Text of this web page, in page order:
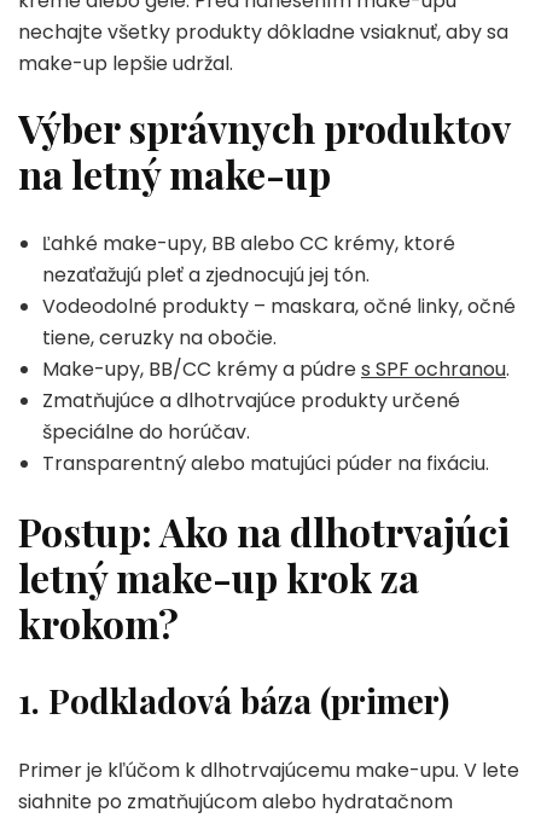
nechajte všetky produkty dôkladne vsiaknuť, aby sa
make-up lepšie udržal.
Výber správnych produktov
na letný make-up
Ľahké make-upy, BB alebo CC krémy, ktoré
nezaťažujú pleť a zjednocujú jej tón.
Vodeodolné produkty – maskara, očné linky, očné
tiene, ceruzky na obočie.
Make-upy, BB/CC krémy a púdres SPF ochranou.
Zmatňujúce a dlhotrvajúce produkty určené
špeciálne do horúčav.
Transparentný alebo matujúci púder na fixáciu.
Postup: Ako na dlhotrvajúci
letný make-up krok za
krokom?
1. Podkladová báza (primer)
Primer je kľúčom k dlhotrvajúcemu make-upu. V lete
siahnite po zmatňujúcom alebo hydratačnom